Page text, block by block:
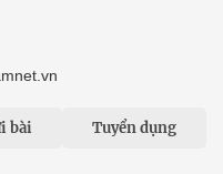
bài Tuyển dụng